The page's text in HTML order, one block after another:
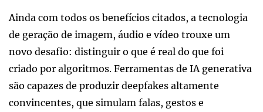
Ainda com todos os benefícios citados, a tecnologia
de geração de imagem, áudio e vídeo trouxe um
novo desafio: distinguir o que é real do que foi
criado por algoritmos. Ferramentas de IA generativa
são capazes de produzir deepfakes altamente
convincentes, que simulam falas, gestos e